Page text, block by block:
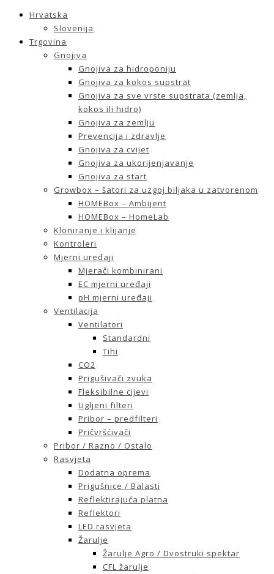
Hrvatska
Slovenija
Trgovina
Gnojiva
Gnojiva za hidroponiju
Gnojiva za kokos supstrat
Gnojiva za sve vrste supstrata (zemlja,
kokos ili hidro)
Gnojiva za zemlju
Prevencija i zdravlje
Gnojiva za cvijet
Gnojiva za ukorijenjavanje
Gnojiva za start
Growbox – šatori za uzgoj biljaka u zatvorenom
HOMEBox – Ambijent
HOMEBox – HomeLab
Kloniranje i klijanje
Kontroleri
Mjerni uređaji
Mjerači kombinirani
EC mjerni uređaji
pH mjerni uređaji
Ventilacija
Ventilatori
Standardni
Tihi
CO2
Prigušivači zvuka
Fleksibilne cijevi
Ugljeni filteri
Pribor – predfilteri
Pričvršćivači
Pribor / Razno / Ostalo
Rasvjeta
Dodatna oprema
Prigušnice / Balasti
Reflektirajuća platna
Reflektori
LED rasvjeta
Žarulje
Žarulje Agro / Dvostruki spektar
CFL žarulje